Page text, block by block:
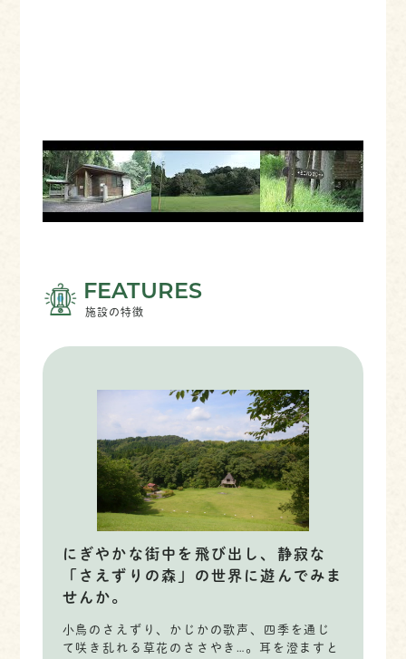
FEATURES
施設の特徴
にぎやかな街中を飛び出し、静寂な
「さえずりの森」の世界に遊んでみま
せんか。
小鳥のさえずり、かじかの歌声、四季を通じ
て咲き乱れる草花のささやき…。耳を澄ますと